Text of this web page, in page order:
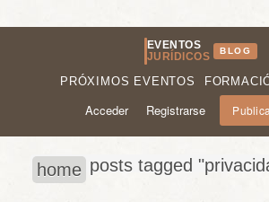
EVENTOS
JURÍDICOS
BLOG
PRÓXIMOS EVENTOS
Acceder Registrarse
home posts tagged